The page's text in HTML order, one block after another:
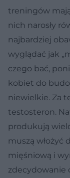
treningów
nich narosły
najbardziej
wyglądać jak
czego bać,
kobiet do
niewielkie. Za
testosteron.
produkują
muszą włożyć
mięśniową i
zdecydowanie